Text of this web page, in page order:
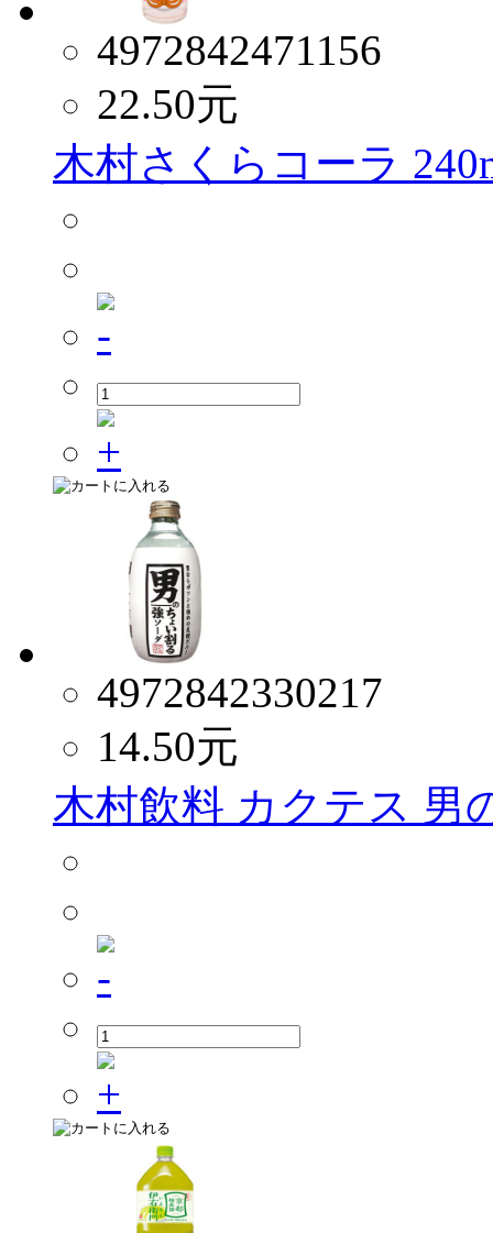
4972842471156
22.50元
木村さくらコーラ
4972842330217
14.50元
木村飲料 カクテス 男